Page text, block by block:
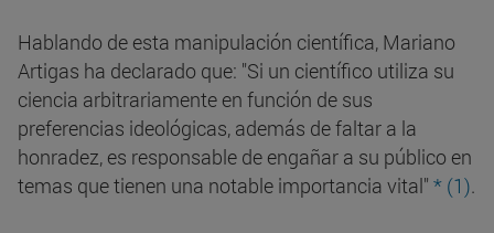
Hablando de esta manipulación científica, Mariano
Artigas ha declarado que: "Si un científico utiliza su
ciencia arbitrariamente en función de sus
preferencias ideológicas, además de faltar a la
honradez, es responsable de engañar a su público en
temas que tienen una notable importancia vital" * (1).